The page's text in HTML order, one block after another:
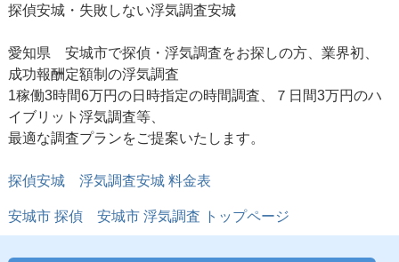
探偵安城・失敗しない浮気調査安城
愛知県 安城市で探偵・浮気調査をお探しの方、業界初、
成功報酬定額制の浮気調査
1稼働3時間6万円の日時指定の時間調査、７日間3万円のハ
イブリット浮気調査等、
最適な調査プランをご提案いたします。
探偵安城浮気調査安城 料金表
安城市 探偵 安城市 浮気調査 トップページ